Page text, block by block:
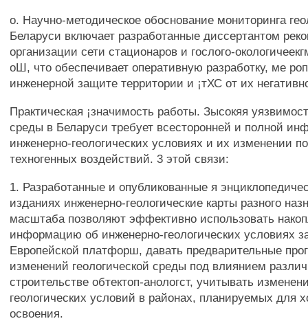
о. Научно-методическое обоснование мониторинга
Беларуси включает разработанные диссертантом
организации сети стационаров и гослого-
оШ, что обеспечивает оперативную разработку, ме
инженерной защите территории и ¡тХС от их
Практическая ¡значимость работы. Зысокяя
среды в Беларуси требует всесторонней и полной
инженерно-геологических условиях и их изменении
техногенных воздействий. 3 этой связи:
1. Разработанные и опубликованные я
изданиях инженерно-геологические карты разного
масштаба позволяют эффективно использовать
информацию об инженерно-геологических условиях
Европейской платфорш, давать предварительные
изменений геологической среды под влиянием
строительстве обтектоп-анологст, учитывать
геологических условий в районах, планируемых для
освоения.